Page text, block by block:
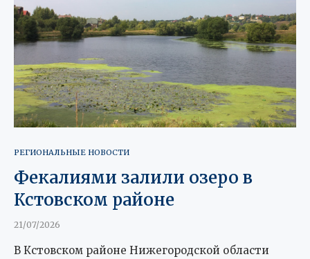
РЕГИОНАЛЬНЫЕ НОВОСТИ
Фекалиями залили озеро в
Кстовском районе
21/07/2026
В Кстовском районе Нижегородской области